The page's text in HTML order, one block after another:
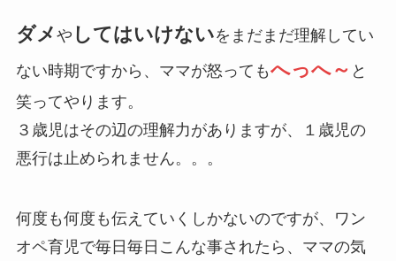
ダメ や してはいけないをまだまだ理解してい
ない時期ですから、ママが怒ってもへっへ～ と
笑ってやります。
３歳児はその辺の理解力がありますが、１歳児の
悪行は止められません。。。
何度も何度も伝えていくしかないのですが、ワン
オペ育児で毎日毎日こんな事されたら、ママの気